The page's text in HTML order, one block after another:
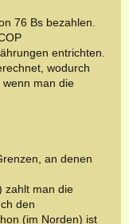
76 Bs bezahlen.
entrichten.
wodurch
man die
an denen
zahlt man die
den
(im Norden) ist